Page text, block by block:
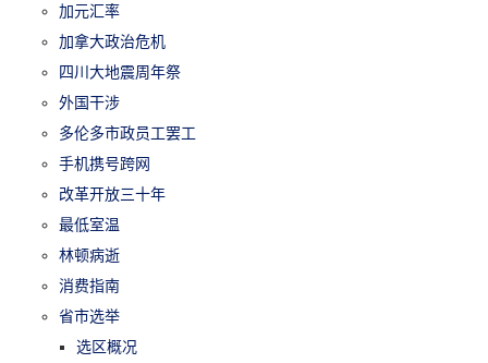
加元汇率
加拿大政治危机
四川大地震周年祭
外国干涉
多伦多市政员工罢工
手机携号跨网
改革开放三十年
最低室温
林顿病逝
消费指南
省市选举
选区概况